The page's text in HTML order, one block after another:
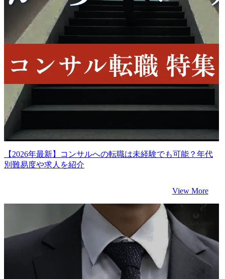
【2026年最新】コンサルへの転職は未経験でも可能？年代
別難易度や求人を紹介
View More